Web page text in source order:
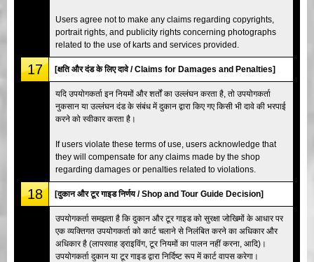
Users agree not to make any claims regarding copyrights,
portrait rights, and publicity rights concerning photographs
related to the use of karts and services provided.
17 [क्षति और दंड के लिए दावे / Claims for Damages and Penalties]
यदि उपयोगकर्ता इन नियमों और शर्तों का उल्लंघन करता है, तो उपयोगकर्ता
नुकसान या उल्लंघन दंड के संबंध में दुकान द्वारा किए गए किसी भी दावे की भरपाई
करने को स्वीकार करता है।
If users violate these terms of use, users acknowledge that
they will compensate for any claims made by the shop
regarding damages or penalties related to violations.
18 [दुकान और टूर गाइड निर्णय / Shop and Tour Guide Decision]
उपयोगकर्ता समझता है कि दुकान और टूर गाइड को सुरक्षा जोखिमों के आधार पर
एक व्यक्तिगत उपयोगकर्ता को कार्ट चलाने से निलंबित करने का अधिकार और
अधिकार है (लापरवाह ड्राइविंग, टूर नियमों का पालन नहीं करना, आदि)।
उपयोगकर्ता दुकान या टूर गाइड द्वारा निर्दिष्ट रूप में कार्ट वापस करेगा।